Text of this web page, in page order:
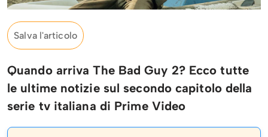
Salva l'articolo
Quando arriva The Bad Guy 2? Ecco tutte
le ultime notizie sul secondo capitolo della
serie tv italiana di Prime Video